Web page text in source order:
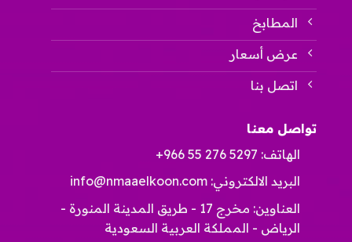
المطابخ
عرض أسعار
اتصل بنا
تواصل معنا
الهاتف: +966 55 276 5297
البريد الالكتروني: info@nmaaelkoon.com
العناوين: مخرج 17 - طريق المدينة المنورة -
الرياض - المملكة العربية السعودية